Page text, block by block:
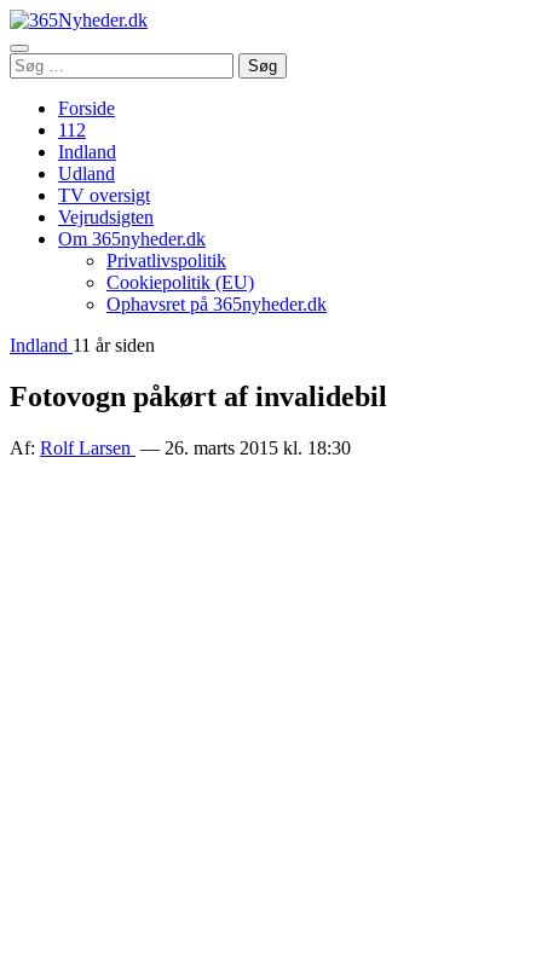
Åbn
menu
Søg
efter:
Søg
Forside
112
Indland
Udland
TV oversigt
Vejrudsigten
Om 365nyheder.dk
Privatlivspolitik
Cookiepolitik (EU)
Ophavsret på 365nyheder.dk
Indland 11 år siden
Fotovogn påkørt af invalidebil
Af: Rolf Larsen — 26. marts 2015 kl. 18:30